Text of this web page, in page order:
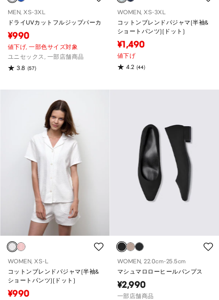
MEN, XS-3XL
ドライUVカットフルジップパーカ
¥990
値下げ,一部色サイズ対象
ユニセックス, 一部店舗商品
3.8 (57)
WOMEN, XS-3XL
コットンブレンドパジャマ(半袖&
ショートパンツ)(ドット)
¥1,490
値下げ
4.2 (44)
WOMEN, XS-L
コットンブレンドパジャマ(半袖&
ショートパンツ)(ドット)
¥990
WOMEN, 22.0cm-25.5cm
マシュマロローヒールパンプス
¥2,990
一部店舗商品